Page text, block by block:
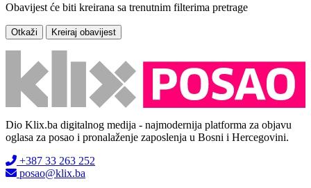
Obavijest će biti kreirana sa trenutnim filterima pretrage
Otkaži Kreiraj obavijest
Dio Klix.ba digitalnog medija - najmodernija platforma za objavu
oglasa za posao i pronalaženje zaposlenja u Bosni i Hercegovini.
+387 33 263 252
posao@klix.ba